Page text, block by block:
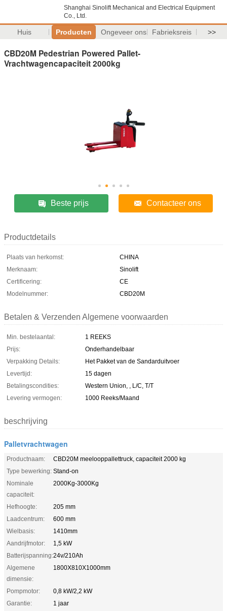
Shanghai Sinolift Mechanical and Electrical Equipment
Co., Ltd.
Huis Producten Ongeveer ons Fabrieksreis >>
CBD20M Pedestrian Powered Pallet-
Vrachtwagencapaciteit 2000kg
Beste prijs Contacteer ons
Productdetails
Plaats van herkomst:
CHINA
Merknaam:
Sinolift
Certificering:
CE
Modelnummer:
CBD20M
Betalen & Verzenden Algemene voorwaarden
Min. bestelaantal:
1 REEKS
Prijs:
Onderhandelbaar
Verpakking Details:
Het Pakket van de Sandarduitvoer
Levertijd:
15 dagen
Betalingscondities:
Western Union, , L/C, T/T
Levering vermogen:
1000 Reeks/Maand
beschrijving
Palletvrachtwagen
Productnaam:
CBD20M meelooppallettruck, capaciteit 2000 kg
Type bewerking: Stand-on
Nominale
capaciteit:
2000Kg-3000Kg
Hefhoogte:
205 mm
Laadcentrum:
600 mm
Wielbasis:
1410mm
Aandrijfmotor:
1,5 kW
Batterijspanning:24v/210Ah
Algemene
dimensie:
1800X810X1000mm
Pompmotor:
0,8 kW/2,2 kW
Garantie:
1 jaar